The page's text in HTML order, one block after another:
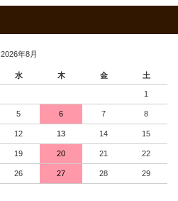
2026年8月
水 木 金 土
1
5 6 7 8
12 13 14 15
19 20 21 22
26 27 28 29